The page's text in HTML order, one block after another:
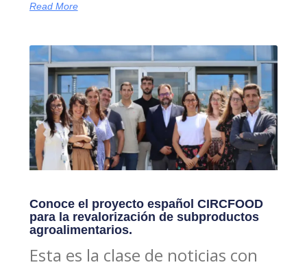
Read More
Conoce el proyecto español CIRCFOOD
para la revalorización de subproductos
agroalimentarios.
Esta es la clase de noticias con